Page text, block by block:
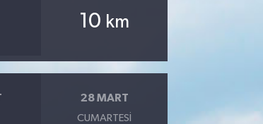
10 km
28 MART
CUMARTESI